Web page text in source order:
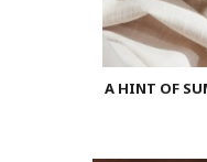
A HINT OF